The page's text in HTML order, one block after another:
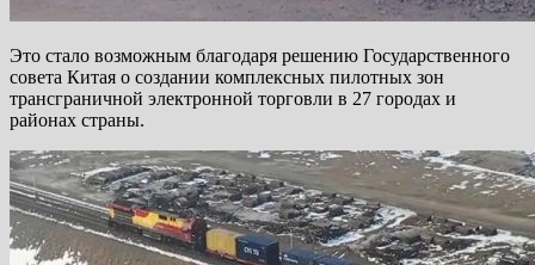
Это стало возможным благодаря решению Государственного
совета Китая о создании комплексных пилотных зон
трансграничной электронной торговли в 27 городах и
районах страны.